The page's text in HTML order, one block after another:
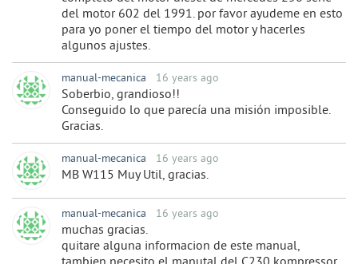
del motor 602 del 1991. por favor ayudeme en esto
para yo poner el tiempo del motor y hacerles
algunos ajustes.
manual-mecanica 16 years ago
Soberbio, grandioso!!
Conseguido lo que parecía una misión imposible.
Gracias.
manual-mecanica 16 years ago
MB W115 Muy Util, gracias.
manual-mecanica 16 years ago
muchas gracias.
quitare alguna informacion de este manual,